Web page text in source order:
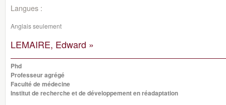
Langues :
Anglais seulement
LEMAIRE, Edward »
Phd
Professeur agrégé
Faculté de médecine
Institut de recherche et de développement en réadaptation